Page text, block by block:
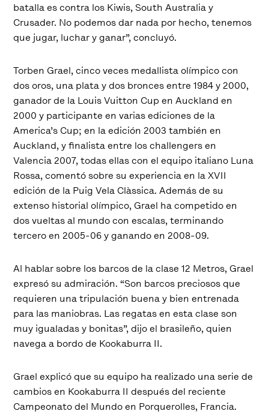
batalla es contra los Kiwis, South Australia y
Crusader. No podemos dar nada por hecho, tenemos
que jugar, luchar y ganar”, concluyó.
Torben Grael, cinco veces medallista olímpico con
dos oros, una plata y dos bronces entre 1984 y 2000,
ganador de la Louis Vuitton Cup en Auckland en
2000 y participante en varias ediciones de la
America’s Cup; en la edición 2003 también en
Auckland, y finalista entre los challengers en
Valencia 2007, todas ellas con el equipo italiano Luna
Rossa, comentó sobre su experiencia en la XVII
edición de la Puig Vela Clàssica. Además de su
extenso historial olímpico, Grael ha competido en
dos vueltas al mundo con escalas, terminando
tercero en 2005-06 y ganando en 2008-09.
Al hablar sobre los barcos de la clase 12 Metros, Grael
expresó su admiración. “Son barcos preciosos que
requieren una tripulación buena y bien entrenada
para las maniobras. Las regatas en esta clase son
muy igualadas y bonitas”, dijo el brasileño, quien
navega a bordo de Kookaburra II.
Grael explicó que su equipo ha realizado una serie de
cambios en Kookaburra II después del reciente
Campeonato del Mundo en Porquerolles, Francia.